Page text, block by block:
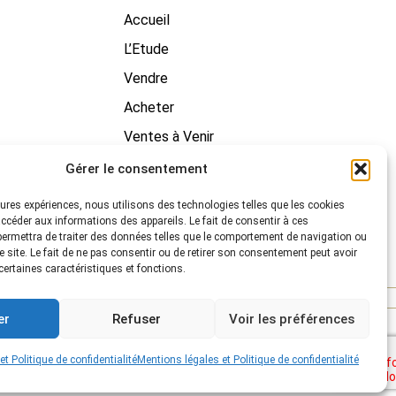
Gérer le consentement
expériences, nous utilisons des technologies telles que les cookies
aux informations des appareils. Le fait de consentir à ces
de traiter des données telles que le comportement de navigation ou
site. Le fait de ne pas consentir ou de retirer son consentement peut avoir
caractéristiques et fonctions.
Refuser Voir les préférences
Politique de confidentialitéMentions légales et Politique de confidentialité
Accueil
L’Etude
Vendre
Acheter
Ventes à Venir
Contact